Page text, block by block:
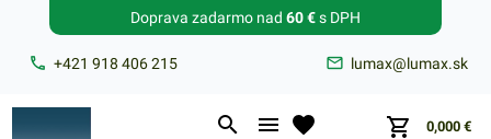
+421 918 406 215 lumax@lumax.sk
Doprava zadarmo nad 60 €s DPH
0,000 €
Zabudnuté heslo?